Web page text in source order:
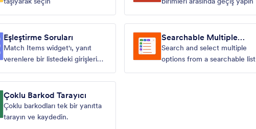
Eşleştirme Soruları
Match Items widget'ı, yanıt
verenlere bir listedeki girişleri
eşleştirmek için net ve görsel bir
yol sunar.
Searchable Multiple
Selection
Search and select multiple
options from a searchable list
Çoklu Barkod Tarayıcı
Çoklu barkodları tek bir yanıtta
tarayın ve kaydedin.